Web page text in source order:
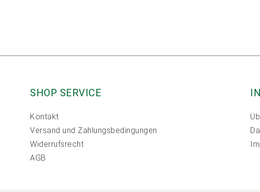
SHOP SERVICE
Kontakt
Versand und Zahlungsbedingungen
Widerrufsrecht
AGB